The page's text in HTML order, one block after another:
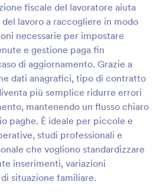
fiscale del lavoratore aiuta
lavoro a raccogliere in modo
necessarie per impostare
e gestione paga fin
di aggiornamento. Grazie a
dati anagrafici, tipo di contratto
più semplice ridurre errori
mantenendo un flusso chiaro
paghe. È ideale per piccole e
studi professionali e
che vogliono standardizzare
inserimenti, variazioni
situazione familiare.
Anteprima